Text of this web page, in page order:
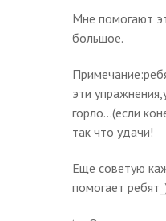
Мне помогают
большое.
эти
горло...(если
так что удачи!
Еще советую
помогает